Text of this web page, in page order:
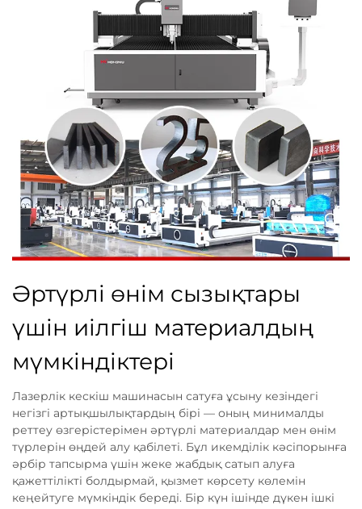
Әртүрлі өнім сызықтары
үшін иілгіш материалдың
мүмкіндіктері
Лазерлік кескіш машинасын сатуға ұсыну кезіндегі
негізгі артықшылықтардың бірі — оның минималды
реттеу өзгерістерімен әртүрлі материалдар мен өнім
түрлерін өңдей алу қабілеті. Бұл икемділік кәсіпорынға
әрбір тапсырма үшін жеке жабдық сатып алуға
қажеттілікті болдырмай, қызмет көрсету көлемін
кеңейтуге мүмкіндік береді. Бір күн ішінде дүкен ішкі